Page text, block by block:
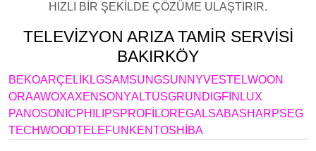
HIZLI BİR ŞEKİLDE ÇÖZÜME ULAŞTIRIR.
TELEVİZYON ARIZA TAMİR SERVİSİ
BAKIRKÖY
BEKOARÇELİK LGSAMSUNGSUNNYVESTELWOON
ORAAWOXAXEN SONYALTUSGRUNDIGFINLUX
PANOSONICPHILIPSPROFİLOREGALSABASHARPSEG
TECHWOODTELEFUNKENTOSHİBA